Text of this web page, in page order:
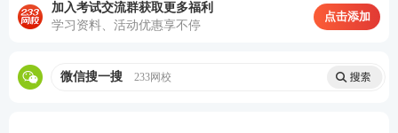
233wx】加入233网校备考大家庭，我们共同学习一起
加入考试交流群获取更多福利
学习资料、活动优惠享不停
点击添加
微信搜一搜 233网校